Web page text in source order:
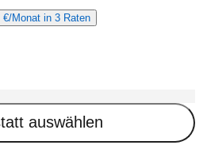
Monat in 3 Raten
auswählen